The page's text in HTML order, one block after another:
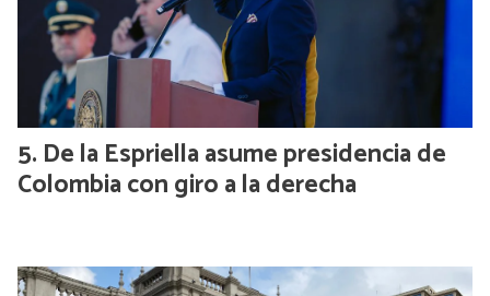
De la Espriella asume presidencia de
Colombia con giro a la derecha